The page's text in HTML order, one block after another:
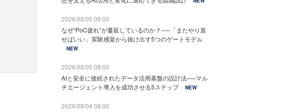
2026/08/05 09:00
なぜ“PoC疲れ”が蔓延しているのか？──「またやり直
せばいい」実験感覚から抜け出す5つのゲートモデル
NEW
2026/08/05 08:00
AIと安全に接続されたデータ活用基盤の設計法──マル
チエージェント導入を成功させる5ステップ
NEW
2026/08/04 08:00